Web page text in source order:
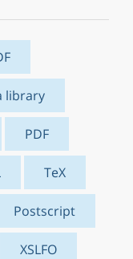
library
PDF
TeX
Postscript
XSLFO